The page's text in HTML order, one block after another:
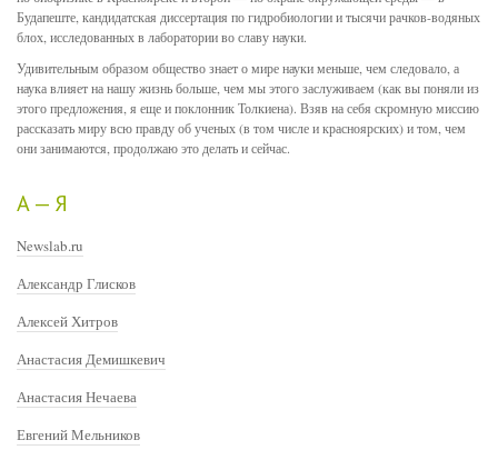
Будапеште, кандидатская диссертация по гидробиологии и тысячи рачков-водяных
блох, исследованных в лаборатории во славу науки.
Удивительным образом общество знает о мире науки меньше, чем следовало, а
наука влияет на нашу жизнь больше, чем мы этого заслуживаем (как вы поняли из
этого предложения, я еще и поклонник Толкиена). Взяв на себя скромную миссию
рассказать миру всю правду об ученых (в том числе и красноярских) и том, чем
они занимаются, продолжаю это делать и сейчас.
А — Я
Newslab.ru
Александр Глисков
Алексей Хитров
Анастасия Демишкевич
Анастасия Нечаева
Евгений Мельников